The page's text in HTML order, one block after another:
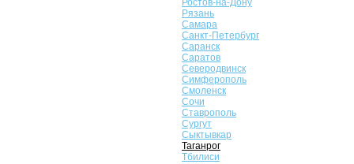
Ростов-на-Дону
Рязань
Самара
Санкт-Петербург
Саранск
Саратов
Северодвинск
Симферополь
Смоленск
Сочи
Ставрополь
Сургут
Сыктывкар
Таганрог
Тбилиси